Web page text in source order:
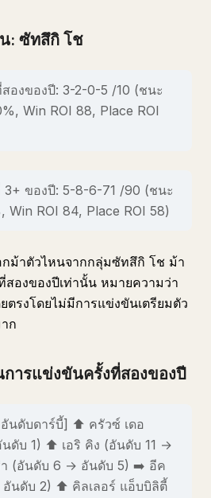
: ซัทสึกิ โช
องของปี: 3-2-0-5 /10 (ชนะ
Win ROI 88, Place ROI
3+ ของปี: 5-8-6-71 /90 (ชนะ
Win ROI 84, Place ROI 58)
ม้าตัวไหนจากกลุ่มซัทสึกิ โช ม้า
องของปีเท่านั้น หมายความว่า
ตรงโดยไม่มีการแข่งขันเตรียมตัว
ก
ารแข่งขันครั้งที่สองของปี
นดับดาร์บี้] ⬆️ ครัวซ์ เดอ
ดับ 1) ⬆️ เอริ คิง (อันดับ 11 →
า (อันดับ 6 → อันดับ 5) ➡️ อีค
นดับ 2) ⬆️ คิลเลอร์ แอ็บบิลิตี้